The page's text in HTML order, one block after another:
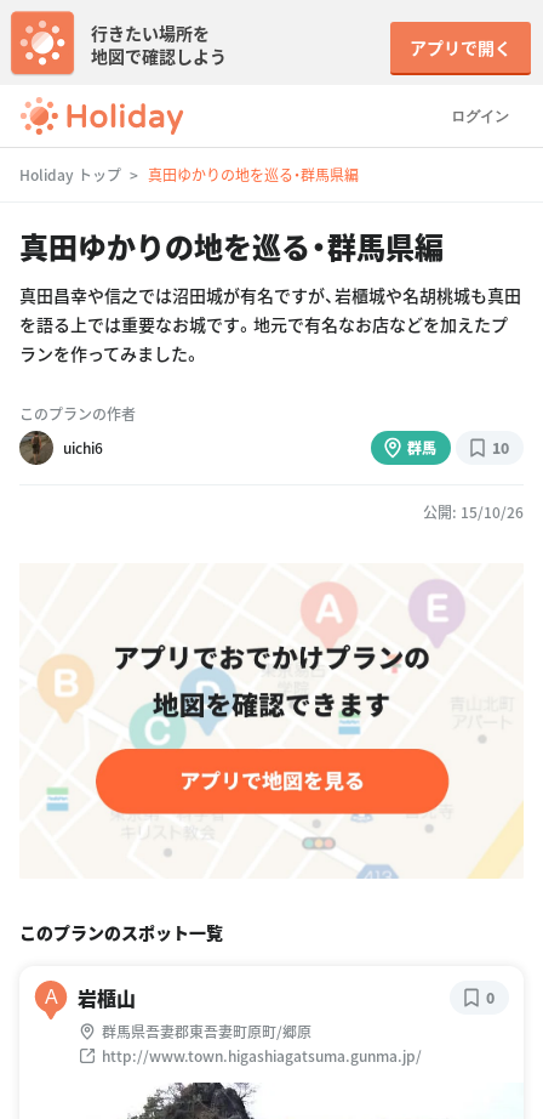
ログイン
行きたい場所を
地図で確認しよう
アプリで開く
Holiday トップ 真田ゆかりの地を巡る・群馬県編
真田ゆかりの地を巡る・群馬県編
真田昌幸や信之では沼田城が有名ですが、岩櫃城や名胡桃城も真田
を語る上では重要なお城です。地元で有名なお店などを加えたプ
ランを作ってみました。
このプランの作者
uichi6
群馬 10
公開: 15/10/26
このプランのスポット一覧
A 岩櫃山
群馬県吾妻郡東吾妻町原町/郷原
http://www.town.higashiagatsuma.gunma.jp/
0